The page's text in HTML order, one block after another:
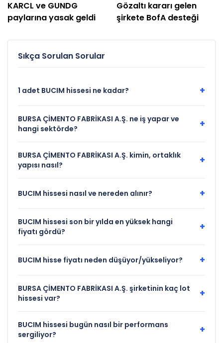
KARCL ve GUNDG
paylarına yasak geldi
Gözaltı kararı gelen
şirkete BofA desteği
Sıkça Sorulan Sorular
1 adet BUCIM hissesi ne kadar? +
BURSA ÇİMENTO FABRİKASI A.Ş. ne iş yapar ve
hangi sektörde?
+
BURSA ÇİMENTO FABRİKASI A.Ş. kimin, ortaklık
yapısı nasıl?
+
BUCIM hissesi nasıl ve nereden alınır? +
BUCIM hissesi son bir yılda en yüksek hangi
fiyatı gördü?
+
BUCIM hisse fiyatı neden düşüyor/yükseliyor? +
BURSA ÇİMENTO FABRİKASI A.Ş. şirketinin kaç lot
hissesi var?
+
BUCIM hissesi bugün nasıl bir performans
sergiliyor?
+